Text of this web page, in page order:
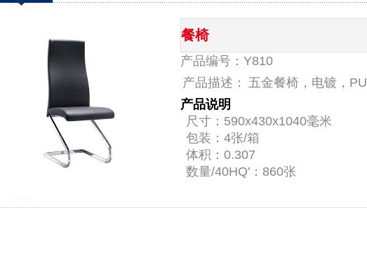
餐椅
产品编号：Y810
产品描述：
五金餐椅，电镀，PU
产品说明
尺寸：590x430x1040毫米
包装：4张/箱
体积：0.307
数量/40HQ'：860张